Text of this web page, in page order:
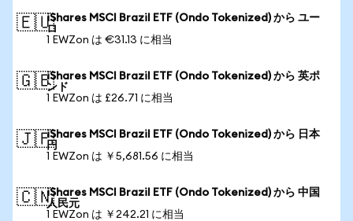
🇪🇺iShares MSCI Brazil ETF (Ondo Tokenized) から ユー
ロ
1 EWZon は €31.13 に相当
🇬🇧iShares MSCI Brazil ETF (Ondo Tokenized) から 英ポ
ンド
1 EWZon は £26.71 に相当
🇯🇵iShares MSCI Brazil ETF (Ondo Tokenized) から 日本
円
1 EWZon は ￥5,681.56 に相当
🇨🇳iShares MSCI Brazil ETF (Ondo Tokenized) から 中国
人民元
1 EWZon は ￥242.21 に相当